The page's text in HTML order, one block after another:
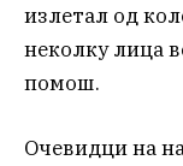
излетал од
неколку лица
помош.
Очевидци на